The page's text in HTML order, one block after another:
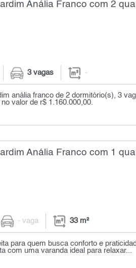
Anália Franco com 2
3 vagas -
anália franco de 2 dormitório(s), 3
valor de r$ 1.160.000,00.
Anália Franco com 1
- vaga 33 m²
para quem busca conforto e
com uma varanda ideal para relaxar...